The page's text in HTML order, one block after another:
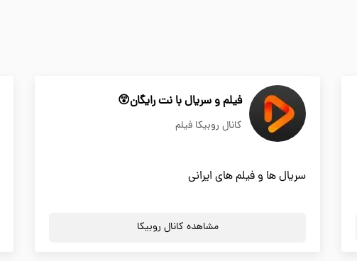
فیلم و سریال با نت رایگان😲
کانال روبیکا فیلم
سریال ها و فیلم های ایرانی
مشاهده کانال روبیکا